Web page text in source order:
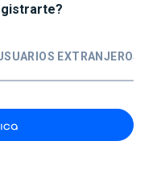
EXTRANJEROS